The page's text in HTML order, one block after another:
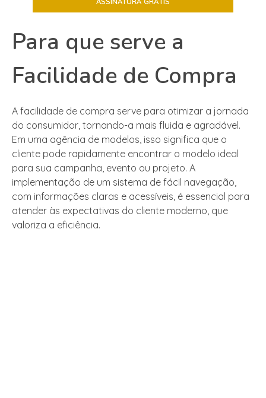
Para que serve a
Facilidade de Compra
A facilidade de compra serve para otimizar a jornada
do consumidor, tornando-a mais fluida e agradável.
Em uma agência de modelos, isso significa que o
cliente pode rapidamente encontrar o modelo ideal
para sua campanha, evento ou projeto. A
implementação de um sistema de fácil navegação,
com informações claras e acessíveis, é essencial para
atender às expectativas do cliente moderno, que
valoriza a eficiência.